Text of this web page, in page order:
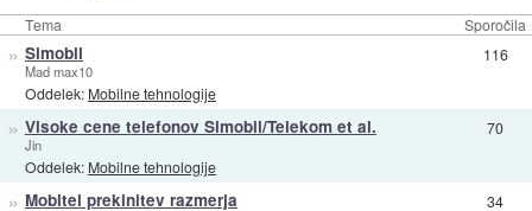
Tema Sporočila
» Simobil
Mad max10
Oddelek: Mobilne tehnologije
116
» Visoke cene telefonov Simobil/Telekom et al.
Jin
Oddelek: Mobilne tehnologije
70
» Mobitel prekinitev razmerja 34